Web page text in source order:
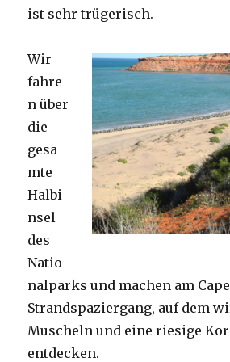
ist sehr trügerisch.
Wir
fahre
n über
die
gesa
mte
Halbi
nsel
des
Natio
nalparks und machen am
Strandspaziergang, auf dem
Muscheln und eine riesige
entdecken.